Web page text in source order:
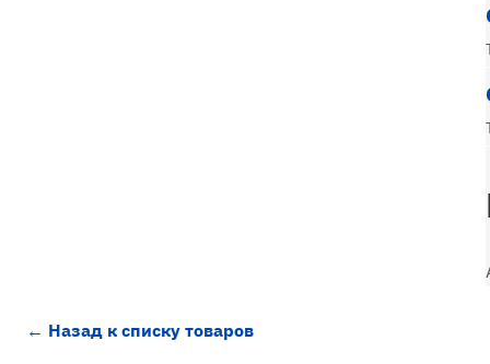
← Назад к списку товаров